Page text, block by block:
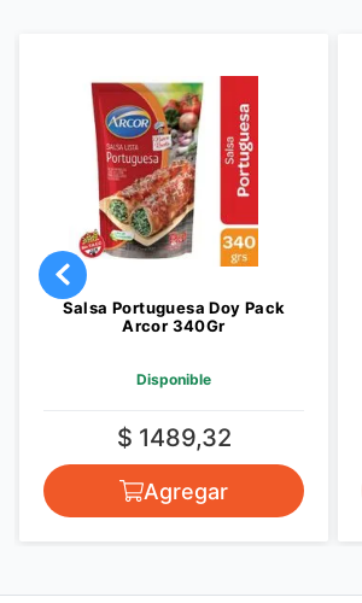
Salsa Portuguesa Doy Pack
Arcor 340Gr
Disponible
$ 1489,32
Agregar